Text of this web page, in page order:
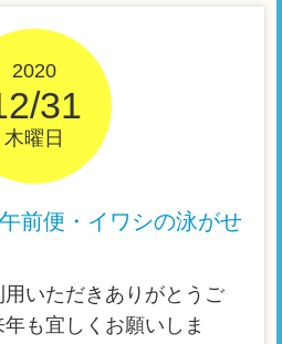
2020
31
木曜日
前便・イワシの泳がせ
いただきありがとうご
も宜しくお願いしま